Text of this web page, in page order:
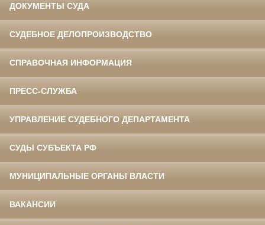
ДОКУМЕНТЫ СУДА
СУДЕБНОЕ ДЕЛОПРОИЗВОДСТВО
СПРАВОЧНАЯ ИНФОРМАЦИЯ
ПРЕСС-СЛУЖБА
УПРАВЛЕНИЕ СУДЕБНОГО ДЕПАРТАМЕНТА
СУДЫ СУБЪЕКТА РФ
МУНИЦИПАЛЬНЫЕ ОРГАНЫ ВЛАСТИ
ВАКАНСИИ